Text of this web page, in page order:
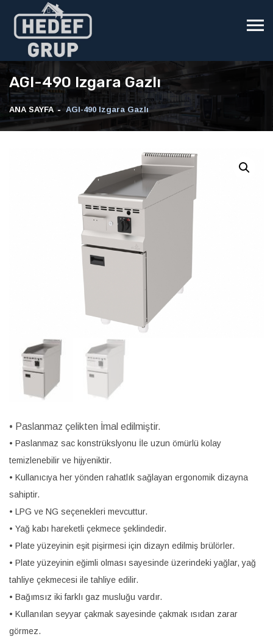
AGI-490 Izgara Gazlı
ANA SAYFA AGI-490 Izgara Gazlı
• Paslanmaz çelikten İmal edilmiştir.
• Paslanmaz sac konstrükslyonu İle uzun ömürlü kolay
temizlenebilir ve hijyeniktir.
• Kullanıcıya her yönden rahatlık sağlayan ergonomik dizayna
sahiptir.
• LPG ve NG seçenekleri mevcuttur.
• Yağ kabı hareketli çekmece şeklindedir.
• Plate yüzeyinin eşit pişirmesi için dizayn edilmiş brülörler.
• Plate yüzeyinin eğimli olması sayesinde üzerindeki yağlar, yağ
tahliye çekmecesi ile tahliye edilir.
• Bağımsız iki farklı gaz musluğu vardır.
• Kullanılan seyyar çakmak sayesinde çakmak ısıdan zarar
görmez.